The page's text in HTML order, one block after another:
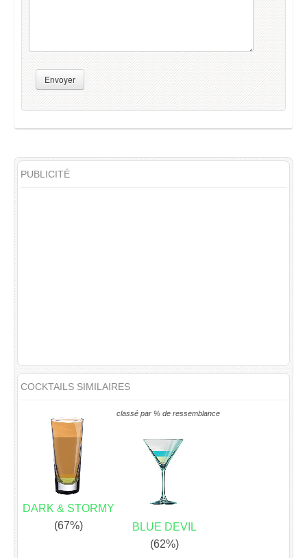
Envoyer
PUBLICITÉ
COCKTAILS SIMILAIRES
classé par % de ressemblance
DARK & STORMY
(67%)
BLUE DEVIL
(62%)